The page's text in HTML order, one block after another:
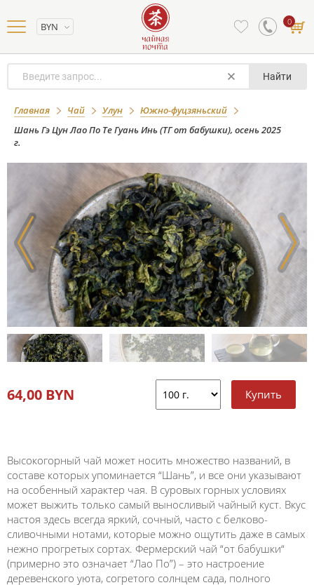
BYN 0
Найти
Главная Чай Улун
Южно-фуцзяньский
Шань Гэ Цун Лао По Те Гуань Инь (ТГ от бабушки), осень 2025
г.
Шань Гэ Цун Лао По Те Гуань Инь (ТГ
от бабушки), осень 2025 г.
64,00 BYN
Высокогорный чай может носить множество названий, в
составе которых упоминается “Шань”, и все они указывают
на особенный характер чая. В суровых горных условиях
может выжить только самый выносливый чайный куст. Вкус
настоя здесь всегда яркий, сочный, часто с белково-
сливочными нотами, которые можно ощутить даже в самых
нежно прогретых сортах. Фермерский чай “от бабушки“
(примерно это означает “Лао По”) – это настроение
деревенского уюта, согретого солнцем сада, полного